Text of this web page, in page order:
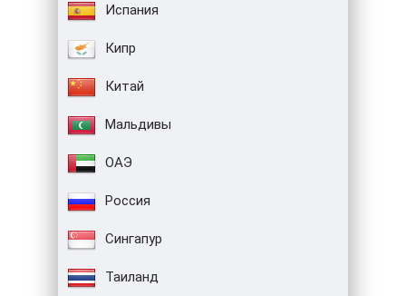
Испания
Кипр
Китай
Мальдивы
ОАЭ
Россия
Сингапур
Таиланд